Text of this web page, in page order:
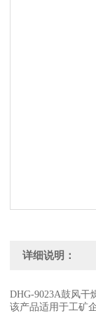
详细说明：
DHG-9023A鼓风干
该产品适用于工矿